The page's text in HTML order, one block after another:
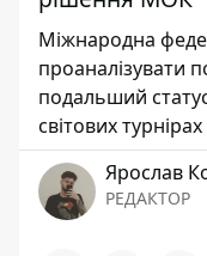
Міжнародна
проаналізувати
подальший
світових турнірах
Ярослав
РЕДАКТОР